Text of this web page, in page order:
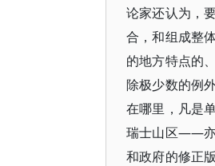
论家还认为，
合，和组成整
的地方特点的
除极少数的例
在哪里，凡是
瑞士山区——亦
和政府的修正